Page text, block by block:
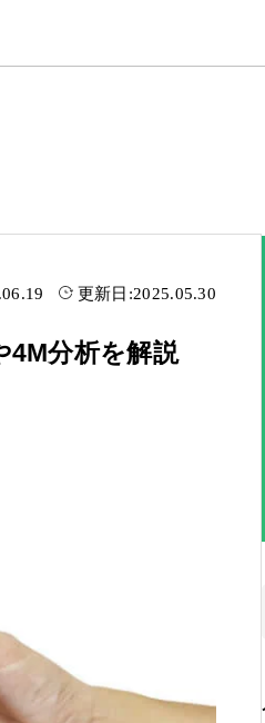
更新日:2025.05.30
4M分析を解説